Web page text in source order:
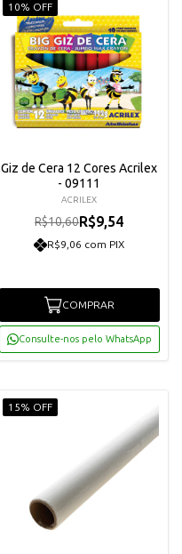
10% OFF
Giz de Cera 12 Cores Acrilex
- 09111
ACRILEX
R$10,60R$9,54
R$9,06 com PIX
COMPRAR
Consulte-nos pelo WhatsApp
15% OFF